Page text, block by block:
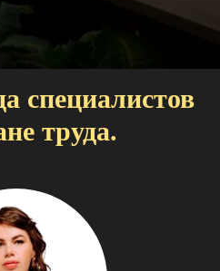
специалистов
труда.